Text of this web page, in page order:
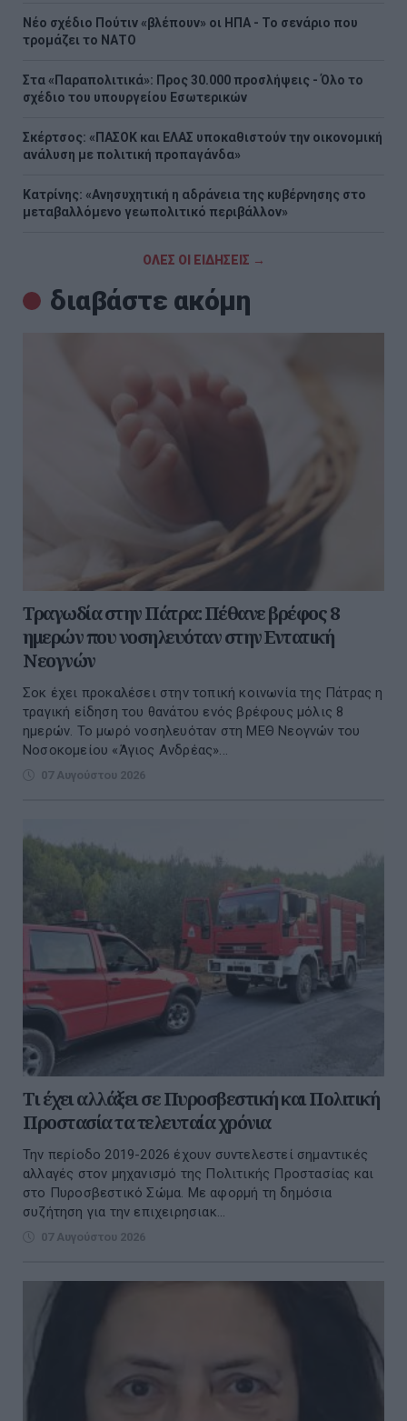
Νέο σχέδιο Πούτιν «βλέπουν» οι ΗΠΑ - Το σενάριο που
τρομάζει το ΝΑΤΟ
Στα «Παραπολιτικά»: Προς 30.000 προσλήψεις - Όλο το
σχέδιο του υπουργείου Εσωτερικών
Σκέρτσος: «ΠΑΣΟΚ και ΕΛΑΣ υποκαθιστούν την οικονομική
ανάλυση με πολιτική προπαγάνδα»
Κατρίνης: «Ανησυχητική η αδράνεια της κυβέρνησης στο
μεταβαλλόμενο γεωπολιτικό περιβάλλον»
ΟΛΕΣ ΟΙ ΕΙΔΗΣΕΙΣ →
διαβάστε ακόμη
Τραγωδία στην Πάτρα: Πέθανε βρέφος 8
ημερών που νοσηλευόταν στην Εντατική
Νεογνών
Σοκ έχει προκαλέσει στην τοπική κοινωνία της Πάτρας η
τραγική είδηση του θανάτου ενός βρέφους μόλις 8
ημερών. Το μωρό νοσηλευόταν στη ΜΕΘ Νεογνών του
Νοσοκομείου «Άγιος Ανδρέας»...
07 Αυγούστου 2026
Τι έχει αλλάξει σε Πυροσβεστική και Πολιτική
Προστασία τα τελευταία χρόνια
Την περίοδο 2019-2026 έχουν συντελεστεί σημαντικές
αλλαγές στον μηχανισμό της Πολιτικής Προστασίας και
στο Πυροσβεστικό Σώμα. Με αφορμή τη δημόσια
συζήτηση για την επιχειρησιακ...
07 Αυγούστου 2026